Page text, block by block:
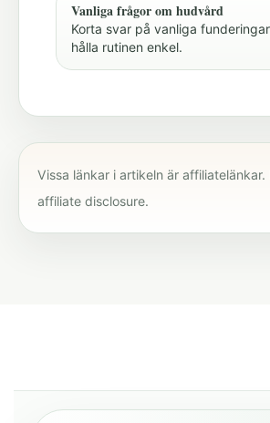
Vanliga frågor om hudvård
Korta svar på vanliga
hålla rutinen enkel.
Vissa länkar i artikeln är affiliatelänkar.
affiliate disclosure.